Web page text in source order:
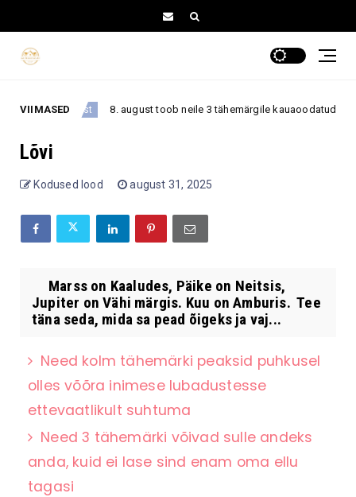
VIIMASED
8. august 8. august toob neile 3 tähemärgile kauaoodatud
Lõvi
Kodused lood august 31, 2025
Marss on Kaaludes, Päike on Neitsis,
Jupiter on Vähi märgis. Kuu on Amburis. Tee
täna seda, mida sa pead õigeks ja vaj...
Need kolm tähemärki peaksid puhkusel
olles võõra inimese lubadustesse
ettevaatlikult suhtuma
Need 3 tähemärki võivad sulle andeks
anda, kuid ei lase sind enam oma ellu
tagasi